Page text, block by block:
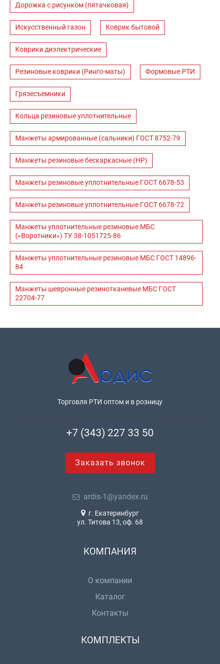
Дорожка с рисунком (пятачковая)
Искусственный газон Коврик бытовой
Коврики диэлектрические
Резиновые коврики (Ринго-маты) Формовые РТИ
Грязесъемники
Кольца резиновые уплотнительные
Манжеты армированные (сальники) ГОСТ 8752-79
Манжеты резиновые бескаркасные (НР)
Манжеты резиновые уплотнительные ГОСТ 6678-53
Манжеты резиновые уплотнительные ГОСТ 6678-72
Манжеты уплотнительные резиновые МБС
(«Воротники») ТУ 38-1051725-86
Манжеты уплотнительные резиновые МБС ГОСТ 14896-
84
Манжеты шевронные резинотканевые МБС ГОСТ
22704-77
Торговля РТИ оптом и в розницу
+7 (343) 227 33 50
Заказать звонок
ardis-1@yandex.ru
г. Екатеринбург
ул. Титова 13, оф. 68
КОМПАНИЯ
О компании
Каталог
Контакты
КОМПЛЕКТЫ